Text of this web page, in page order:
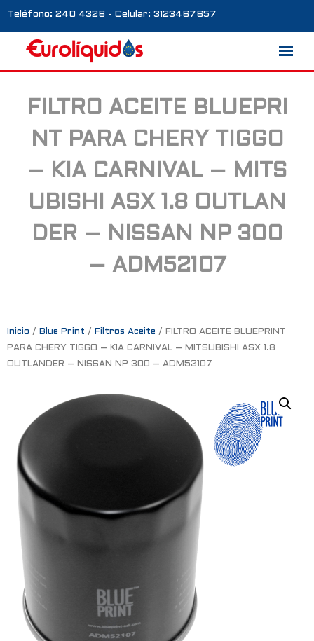
Teléfono: 240 4326 - Celular: 3123467657
Marcas
Nosotros
Blog
Galería
Contacto
0 productos
FILTRO ACEITE BLUEPRI
NT PARA CHERY TIGGO
– KIA CARNIVAL – MITS
UBISHI ASX 1.8 OUTLAN
DER – NISSAN NP 300
– ADM52107
Inicio / Blue Print / Filtros Aceite / FILTRO ACEITE BLUEPRINT
PARA CHERY TIGGO – KIA CARNIVAL – MITSUBISHI ASX 1.8
OUTLANDER – NISSAN NP 300 – ADM52107